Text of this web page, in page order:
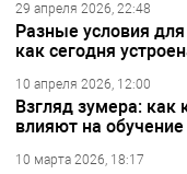
29 апреля 2026, 22:48
Разные условия
как сегодня
10 апреля 2026, 12:00
Взгляд зумера: как
влияют на обучение
10 марта 2026, 18:17